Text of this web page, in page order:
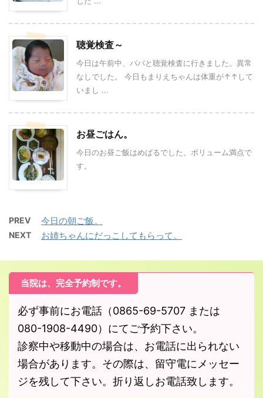
聴覚検査～
今日は午前中、パパと聴覚検査に行きました。異常
なしでした。 今日もまりえちゃんは体重が↑↑して
いまし ...
お昼ごはん。
今日のお昼ご飯はめばるでした。ボリューム満点で
す。
PREV 今日の朝ご飯。
NEXT お姉ちゃんにだっこしてもらって。
当院は、完全予約制です。
必ず事前にお電話（0865-69-5707 または
080-1908-4490）にてご予約下さい。
診察中や移動中の場合は、お電話に出られない
場合があります。その際は、留守電にメッセー
ジを残して下さい。折り返しお電話致します。